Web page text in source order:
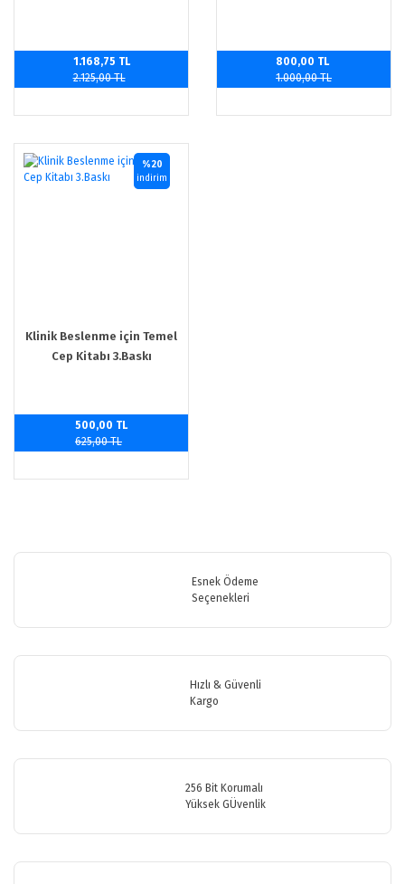
1.168,75 TL
2.125,00 TL
800,00 TL
1.000,00 TL
Klinik Beslenme için Temel
Cep Kitabı 3.Baskı
%20
indirim
500,00 TL
625,00 TL
Esnek Ödeme
Seçenekleri
Hızlı & Güvenli
Kargo
256 Bit Korumalı
Yüksek GÜvenlik